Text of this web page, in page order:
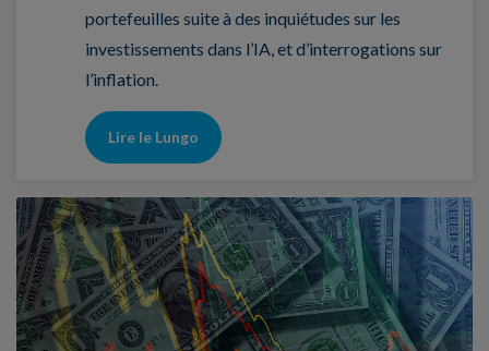
portefeuilles suite à des inquiétudes sur les
investissements dans l’IA, et d’interrogations sur
l’inflation.
Lire le Lungo